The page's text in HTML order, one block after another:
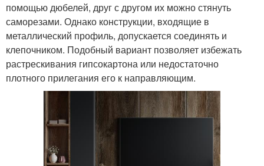
помощью дюбелей, друг с другом их можно стянуть
саморезами. Однако конструкции, входящие в
металлический профиль, допускается соединять и
клепочником. Подобный вариант позволяет избежать
растрескивания гипсокартона или недостаточно
плотного прилегания его к направляющим.